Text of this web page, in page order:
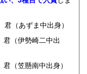
あずま中出身）
（伊勢崎二中出
（笠懸南中出身）